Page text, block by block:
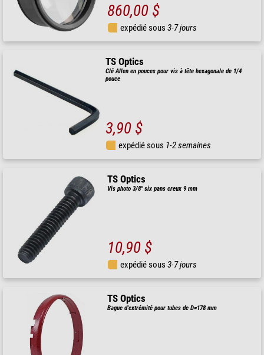
860,00 $
expédié sous3-7 jours
TS Optics
Clé Allen en pouces pour vis à tête hexagonale de 1/4
pouce
3,90 $
expédié sous 1-2 semaines
TS Optics
Vis photo 3/8" six pans creux 9 mm
10,90 $
expédié sous3-7 jours
TS Optics
Bague d'extrémité pour tubes de D=178 mm